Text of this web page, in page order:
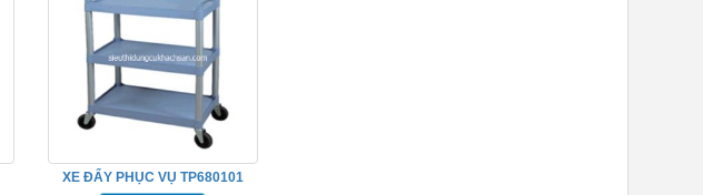
XE ĐẨY PHỤC VỤ TP680101